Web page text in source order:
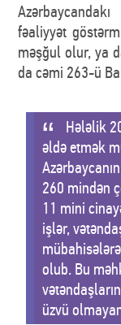
fəaliyyət
məşğul olur, ya
da cəmi 263-ü
Hələlik
əldə etmək
260 mindən
11 mini
işlər,
olub. Bu
üzvü